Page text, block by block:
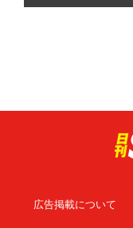
広告掲載について